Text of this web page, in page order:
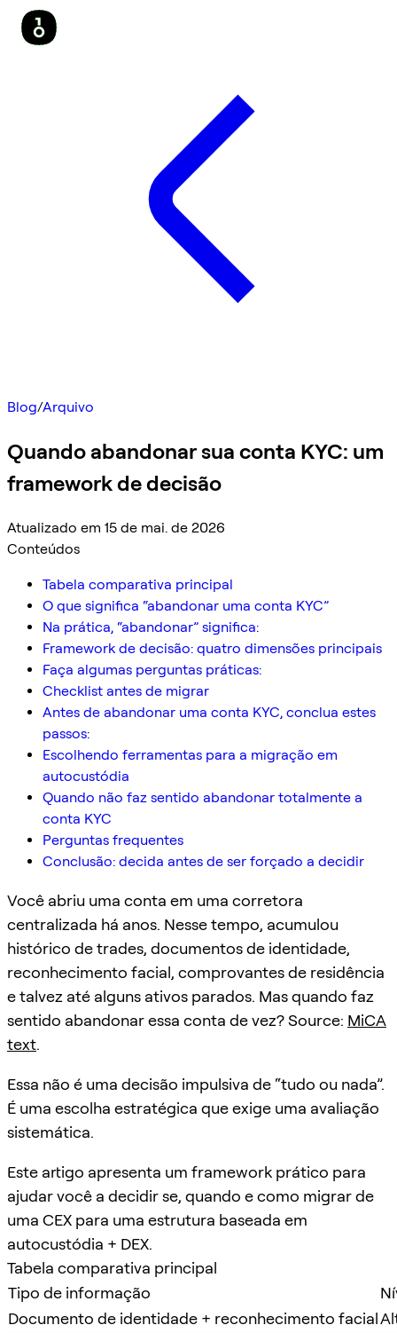
Blog/Arquivo
Quando abandonar sua conta KYC: um
framework de decisão
Atualizado em 15 de mai. de 2026
Conteúdos
Tabela comparativa principal
O que significa “abandonar uma conta KYC”
Na prática, “abandonar” significa:
Framework de decisão: quatro dimensões principais
Faça algumas perguntas práticas:
Checklist antes de migrar
Antes de abandonar uma conta KYC, conclua estes
passos:
Escolhendo ferramentas para a migração em
autocustódia
Quando não faz sentido abandonar totalmente a
conta KYC
Perguntas frequentes
Conclusão: decida antes de ser forçado a decidir
Você abriu uma conta em uma corretora
centralizada há anos. Nesse tempo, acumulou
histórico de trades, documentos de identidade,
reconhecimento facial, comprovantes de residência
e talvez até alguns ativos parados. Mas quando faz
sentido abandonar essa conta de vez? Source: MiCA
text.
Essa não é uma decisão impulsiva de “tudo ou nada”.
É uma escolha estratégica que exige uma avaliação
sistemática.
Este artigo apresenta um framework prático para
ajudar você a decidir se, quando e como migrar de
uma CEX para uma estrutura baseada em
autocustódia + DEX.
Tabela comparativa principal
Tipo de informação
Documento de identidade + reconhecimento facial